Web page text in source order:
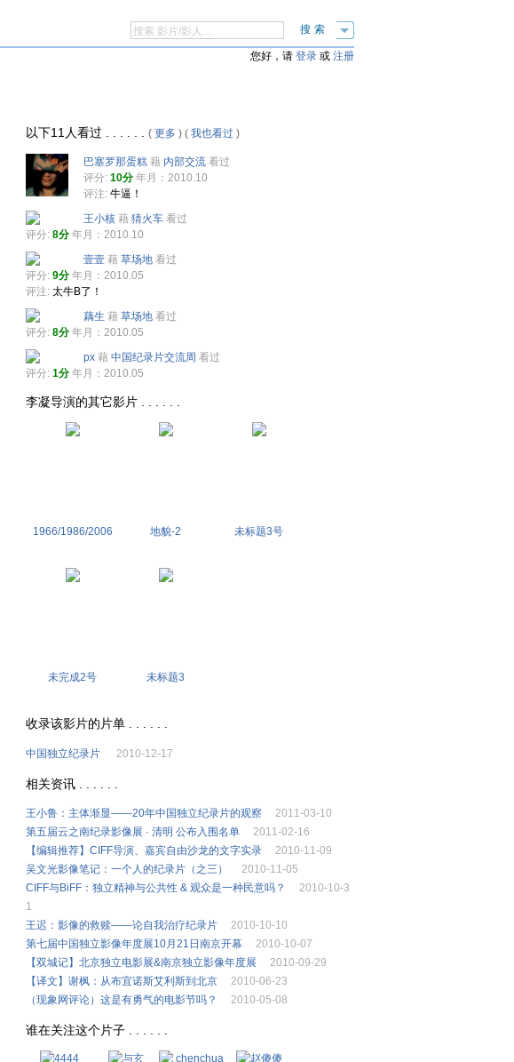
搜索
您好，请 登录 或 注册
以下11人看过 . . . . . . ( 更多 ) ( 我也看过 )
巴塞罗那蛋糕 藉 内部交流 看过
评分: 10分 年月：2010.10
评注: 牛逼！
王小核 藉 猜火车 看过
评分: 8分 年月：2010.10
壹壹 藉 草场地 看过
评分: 9分 年月：2010.05
评注: 太牛B了！
藕生 藉 草场地 看过
评分: 8分 年月：2010.05
px 藉 中国纪录片交流周 看过
评分: 1分 年月：2010.05
李凝导演的其它影片 . . . . . .
1966/1986/2006 地貌-2 未标题3号
未完成2号 未标题3
收录该影片的片单 . . . . . .
中国独立纪录片 2010-12-17
相关资讯 . . . . . .
王小鲁：主体渐显——20年中国独立纪录片的观察
2011-03-10
第五届云之南纪录影像展 · 清明 公布入围名单
2011-02-16
【编辑推荐】CIFF导演、嘉宾自由沙龙的文字实录
2010-11-09
吴文光影像笔记：一个人的纪录片（之三）
2010-11-05
CIFF与BiFF：独立精神与公共性 & 观众是一种民意吗？
2010-10-3
1
王迟：影像的救赎——论自我治疗纪录片
2010-10-10
第七届中国独立影像年度展10月21日南京开幕
2010-10-07
【双城记】北京独立电影展&南京独立影像年度展
2010-09-29
【译文】谢枫：从布宜诺斯艾利斯到北京
2010-06-23
（现象网评论）这是有勇气的电影节吗？
2010-05-08
谁在关注这个片子 . . . . . .